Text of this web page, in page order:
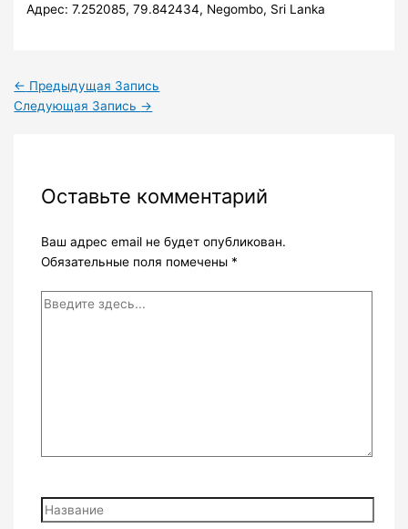
Адрес: 7.252085, 79.842434, Negombo, Sri Lanka
← Предыдущая Запись
Следующая Запись →
Оставьте комментарий
Ваш адрес email не будет опубликован.
Обязательные поля помечены *
Введите
Название